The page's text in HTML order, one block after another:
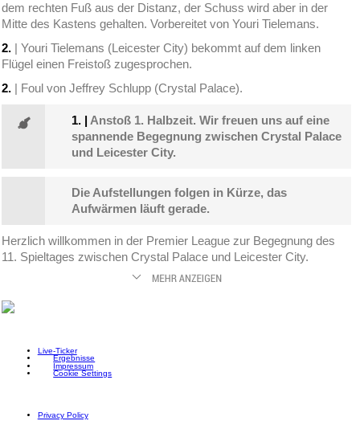
dem rechten Fuß aus der Distanz, der Schuss wird aber in der
Mitte des Kastens gehalten. Vorbereitet von Youri Tielemans.
2. | Youri Tielemans (Leicester City) bekommt auf dem linken
Flügel einen Freistoß zugesprochen.
2. | Foul von Jeffrey Schlupp (Crystal Palace).
1. | Anstoß 1. Halbzeit. Wir freuen uns auf eine
spannende Begegnung zwischen Crystal Palace
und Leicester City.
Die Aufstellungen folgen in Kürze, das
Aufwärmen läuft gerade.
Herzlich willkommen in der Premier League zur Begegnung des
11. Spieltages zwischen Crystal Palace und Leicester City.
Live-Ticker
Ergebnisse
Impressum
Cookie Settings
Privacy Policy